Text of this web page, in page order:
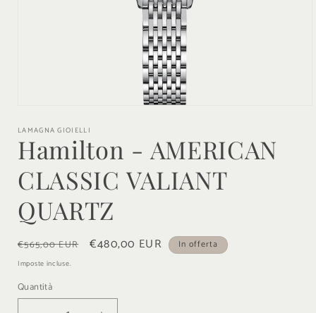
multimediali
1
in
finestra
modale
LAMAGNA GIOIELLI
Hamilton - AMERICAN
CLASSIC VALIANT
QUARTZ
Prezzo
di
listino
€565,00 EUR
Prezzo
€480,00 EUR In offerta
Imposte incluse.
Quantità
Quantità